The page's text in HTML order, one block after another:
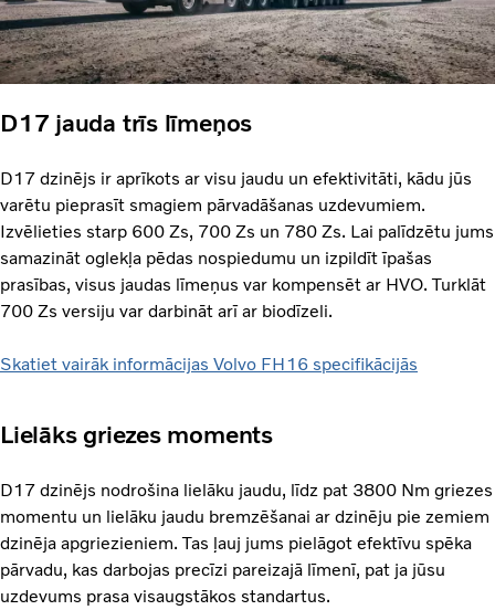
D17 jauda trīs līmeņos
D17 dzinējs ir aprīkots ar visu jaudu un efektivitāti, kādu jūs
varētu pieprasīt smagiem pārvadāšanas uzdevumiem.
Izvēlieties starp 600 Zs, 700 Zs un 780 Zs. Lai palīdzētu jums
samazināt oglekļa pēdas nospiedumu un izpildīt īpašas
prasības, visus jaudas līmeņus var kompensēt ar HVO. Turklāt
700 Zs versiju var darbināt arī ar biodīzeli.
Skatiet vairāk informācijas Volvo FH16 specifikācijās
Lielāks griezes moments
D17 dzinējs nodrošina lielāku jaudu, līdz pat 3800 Nm griezes
momentu un lielāku jaudu bremzēšanai ar dzinēju pie zemiem
dzinēja apgriezieniem. Tas ļauj jums pielāgot efektīvu spēka
pārvadu, kas darbojas precīzi pareizajā līmenī, pat ja jūsu
uzdevums prasa visaugstākos standartus.